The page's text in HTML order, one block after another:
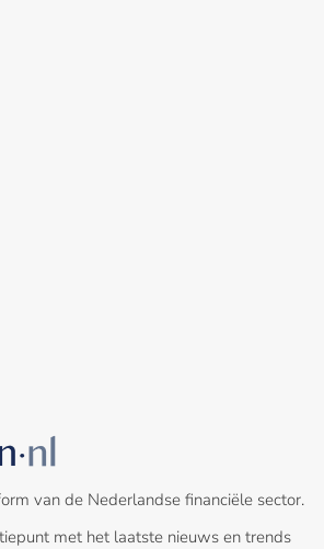
van de Nederlandse financiële sector.
met het laatste nieuws en trends